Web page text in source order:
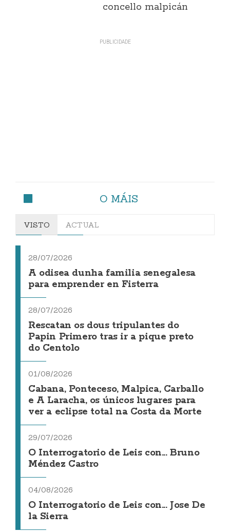
concello malpicán
O MÁIS
VISTO ACTUAL
28/07/2026
A odisea dunha familia senegalesa
para emprender en Fisterra
28/07/2026
Rescatan os dous tripulantes do
Papin Primero tras ir a pique preto
do Centolo
01/08/2026
Cabana, Ponteceso, Malpica, Carballo
e A Laracha, os únicos lugares para
ver a eclipse total na Costa da Morte
29/07/2026
O Interrogatorio de Leis con... Bruno
Méndez Castro
04/08/2026
O Interrogatorio de Leis con... Jose De
la Sierra